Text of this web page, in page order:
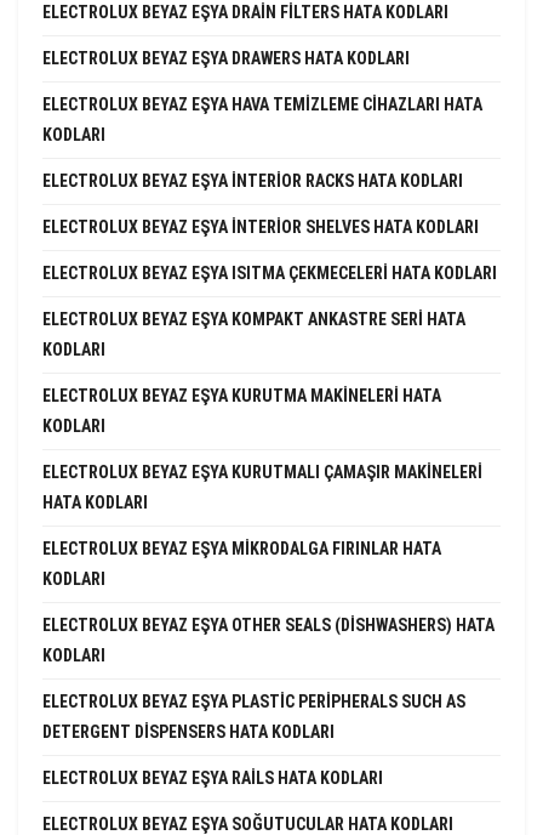
ELECTROLUX BEYAZ EŞYA DRAIN FILTERS HATA KODLARI
ELECTROLUX BEYAZ EŞYA DRAWERS HATA KODLARI
ELECTROLUX BEYAZ EŞYA HAVA TEMIZLEME CIHAZLARI HATA
KODLARI
ELECTROLUX BEYAZ EŞYA INTERIOR RACKS HATA KODLARI
ELECTROLUX BEYAZ EŞYA INTERIOR SHELVES HATA KODLARI
ELECTROLUX BEYAZ EŞYA ISITMA ÇEKMECELERI HATA KODLARI
ELECTROLUX BEYAZ EŞYA KOMPAKT ANKASTRE SERI HATA
KODLARI
ELECTROLUX BEYAZ EŞYA KURUTMA MAKINELERI HATA
KODLARI
ELECTROLUX BEYAZ EŞYA KURUTMALI ÇAMAŞIR MAKINELERI
HATA KODLARI
ELECTROLUX BEYAZ EŞYA MIKRODALGA FIRINLAR HATA
KODLARI
ELECTROLUX BEYAZ EŞYA OTHER SEALS (DISHWASHERS) HATA
KODLARI
ELECTROLUX BEYAZ EŞYA PLASTIC PERIPHERALS SUCH AS
DETERGENT DISPENSERS HATA KODLARI
ELECTROLUX BEYAZ EŞYA RAILS HATA KODLARI
ELECTROLUX BEYAZ EŞYA SOĞUTUCULAR HATA KODLARI